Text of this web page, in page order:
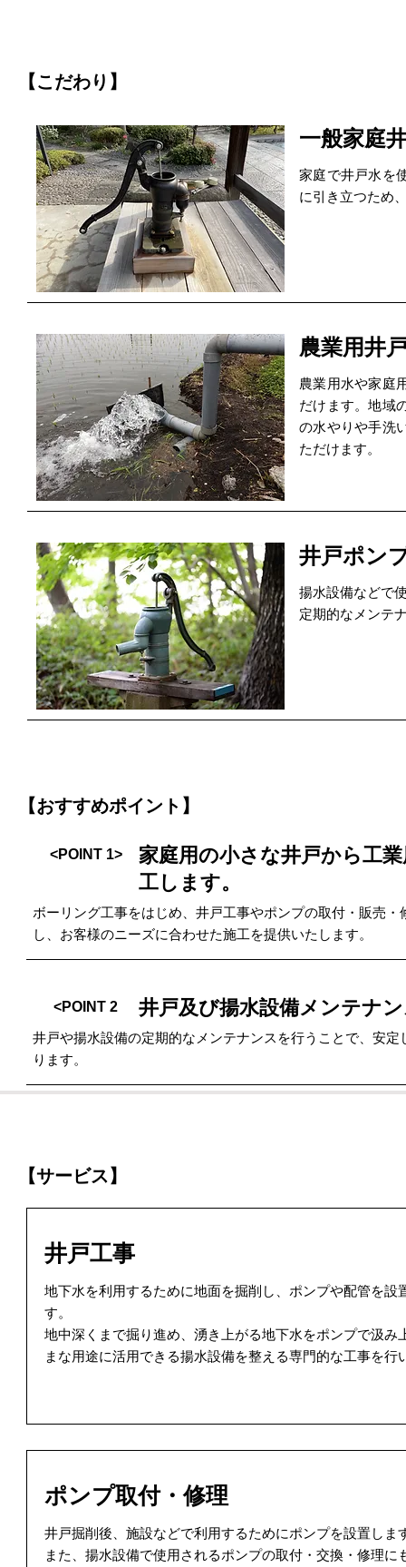
【こだわり】
一般家庭
家庭で井戸水を
に引き立つため
農業用井
農業用水や家庭
だけます。地域
の水やりや手洗
ただけます。
井戸ポン
揚水設備などで
定期的なメンテ
【おすすめポイント】
<POINT 1>
家庭用の小さな井戸から工
工します。
ボーリング工事をはじめ、井戸工事やポンプの取付・販売
し、お客様のニーズに合わせた施工を提供いたします。
<POINT 2 井戸及び揚水設備メンテナ
井戸や揚水設備の定期的なメンテナンスを行うことで、安
ります。
【サービス】
井戸工事
地下水を利用するために地面を掘削し、ポンプや配管を設
す。
地中深くまで掘り進め、湧き上がる地下水をポンプで汲み
まな用途に活用できる揚水設備を整える専門的な工事を行
ポンプ取付・修理
井戸掘削後、施設などで利用するためにポンプを設置しま
また、揚水設備で使用されるポンプの取付・交換・修理に